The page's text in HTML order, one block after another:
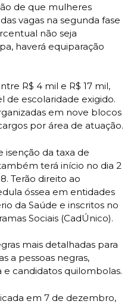
de que mulheres
vagas na segunda fase
não seja
haverá equiparação
R$ 4 mil e R$ 17 mil,
de escolaridade exigido.
em nove blocos
por área de atuação.
isenção da taxa de
terá início no dia 2
Terão direito ao
óssea em entidades
da Saúde e inscritos no
Sociais (CadÚnico).
mais detalhadas para
a pessoas negras,
candidatos quilombolas.
em 7 de dezembro,